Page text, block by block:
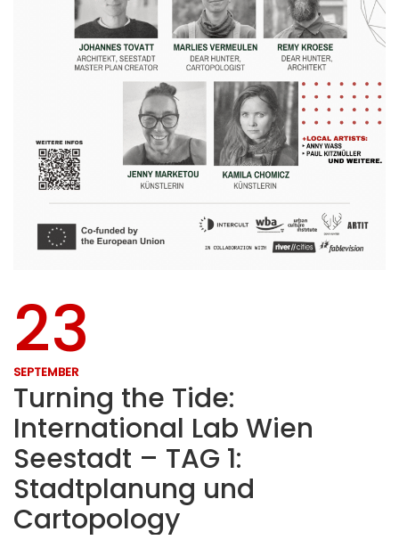
23
SEPTEMBER
Turning the Tide:
International Lab Wien
Seestadt – TAG 1:
Stadtplanung und
Cartopology